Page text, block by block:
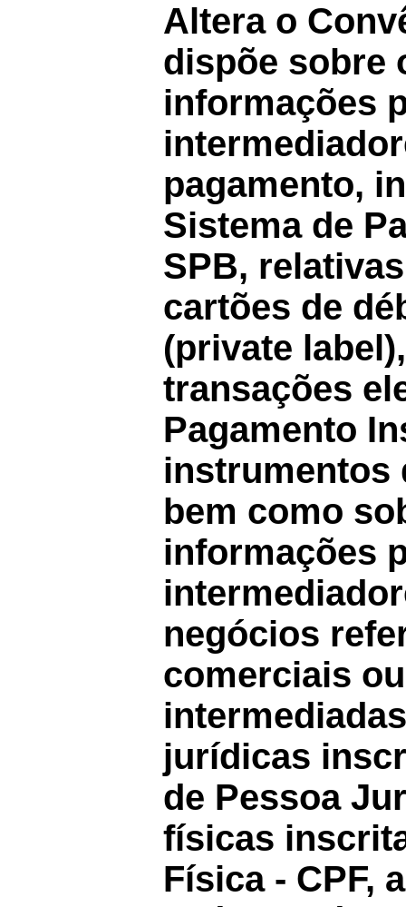
Altera o
dispõe sobre
informações
pagamento,
Sistema de
SPB,
cartões de
(private
transações
Pagamento
instrumentos
bem como
informações
negócios
comerciais
jurídicas
de Pessoa
físicas
Física - CPF,